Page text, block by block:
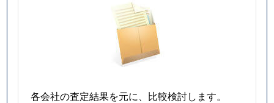
各会社の査定結果を元に、比較検討します。